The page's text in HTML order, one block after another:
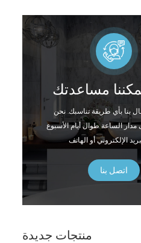
مساعدتك
بنا بأي طريقة تناسبك. نحن
الساعة طوال أيام الأسبوع
اتصل بنا
منتجات جديدة